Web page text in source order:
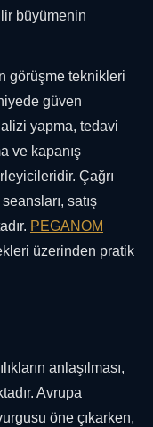
büyümenin
görüşme teknikleri
güven
yapma, tedavi
ve kapanış
Çağrı
satış
PEGANOM
üzerinden pratik
anlaşılması,
Avrupa
öne çıkarken,